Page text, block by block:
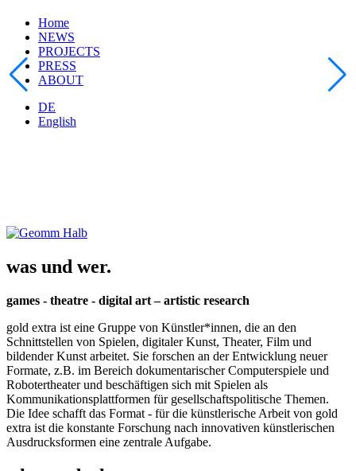
Home
NEWS
PROJECTS
PRESS
ABOUT
DE
English
was und wer.
games - theatre - digital art – artistic research
gold extra ist eine Gruppe von Künstler*innen, die an den
Schnittstellen von Spielen, digitaler Kunst, Theater, Film und
bildender Kunst arbeitet. Sie forschen an der Entwicklung neuer
Formate, z.B. im Bereich dokumentarischer Computerspiele und
Robotertheater und beschäftigen sich mit Spielen als
Kommunikationsplattformen für gesellschaftspolitische Themen.
Die Idee schafft das Format - für die künstlerische Arbeit von gold
extra ist die konstante Forschung nach innovativen künstlerischen
Ausdrucksformen eine zentrale Aufgabe.